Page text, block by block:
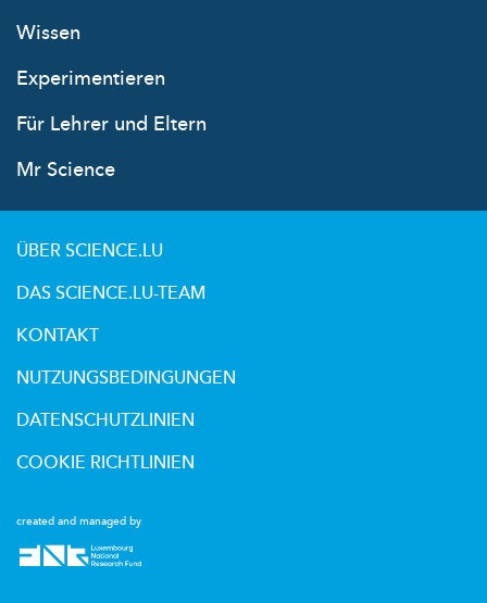
Wissen
Experimentieren
Für Lehrer und Eltern
Mr Science
created and managed by
ÜBER SCIENCE.LU
DAS SCIENCE.LU-TEAM
KONTAKT
NUTZUNGSBEDINGUNGEN
DATENSCHUTZLINIEN
COOKIE RICHTLINIEN